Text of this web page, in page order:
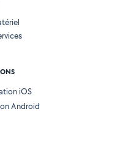
iOS
Android